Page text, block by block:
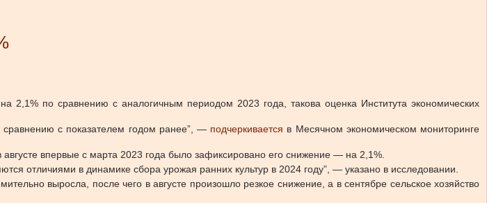
2,1% по сравнению с аналогичным периодом 2023 года, такова оценка Института экономических
с показателем годом ранее”, — подчеркивается в Месячном экономическом мониторинге
впервые с марта 2023 года было зафиксировано его снижение — на 2,1%.
отличиями в динамике сбора урожая ранних культур в 2024 году”, — указано в исследовании.
выросла, после чего в августе произошло резкое снижение, а в сентябре сельское хозяйство